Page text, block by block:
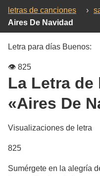
letras de canciones ›
Aires De Navidad
Letra para días Buenos:
👁️ 825
La Letra de
«Aires De
Visualizaciones de letra
825
Sumérgete en la alegría